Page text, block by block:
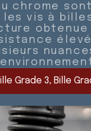
chrome
vis à
Grade 3, Bille